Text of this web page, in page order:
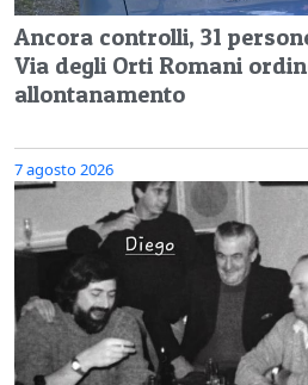
Ancora controlli, 31
Via degli Orti Romani
allontanamento
7 agosto 2026